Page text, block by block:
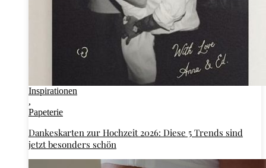
Inspirationen
,
Papeterie
Dankeskarten zur Hochzeit 2026: Diese 5 Trends sind
jetzt besonders schön